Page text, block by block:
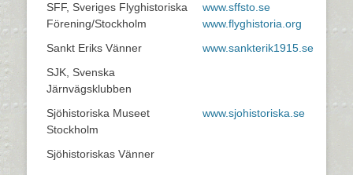
SFF, Sveriges Flyghistoriska
Förening/Stockholm
www.sffsto.se
www.flyghistoria.org
Sankt Eriks Vänner
www.sankterik1915.se
SJK, Svenska
Järnvägsklubben
Sjöhistoriska Museet
Stockholm
www.sjohistoriska.se
Sjöhistoriskas Vänner